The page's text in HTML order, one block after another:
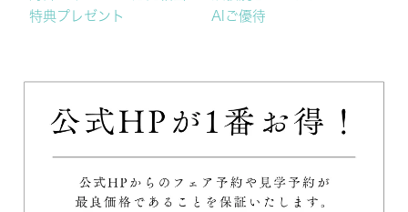
特典プレゼント
AIご優待